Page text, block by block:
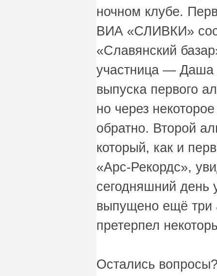
ночном клубе.
ВИА «СЛИВКИ»
«Славянский
участница —
выпуска первого
но через
обратно. Второй
который, как и
«Арс-Рекордс»,
сегодняшний
выпущено ещё три
претерпел
Остались